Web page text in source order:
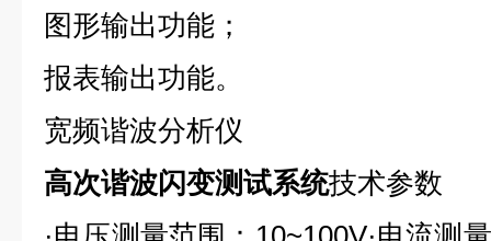
图形输出功能；
报表输出功能。
宽频谐波分析仪
高次谐波闪变测试系统技术参数